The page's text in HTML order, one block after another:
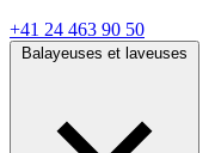
+41 24 463 90 50